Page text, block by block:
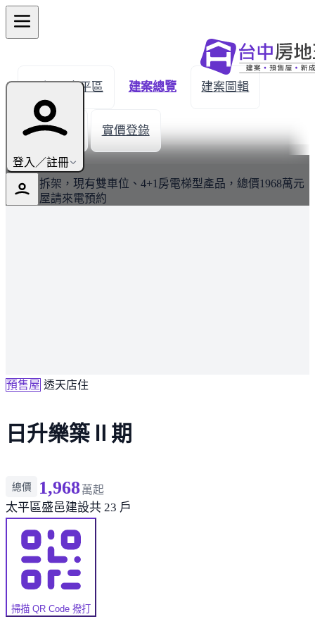
登入／註冊
← 返回太平區 建案總覽 建案圖輯
生活機能 實價登錄
最新
建案已拆架，現有雙車位、4+1房電梯型產品，總價1968萬元
起，賞屋請來電預約
預售屋 透天店住
日升樂築Ⅱ期
總價 1,968 萬起
太平區盛邑建設共 23 戶
掃描 QR Code 撥打